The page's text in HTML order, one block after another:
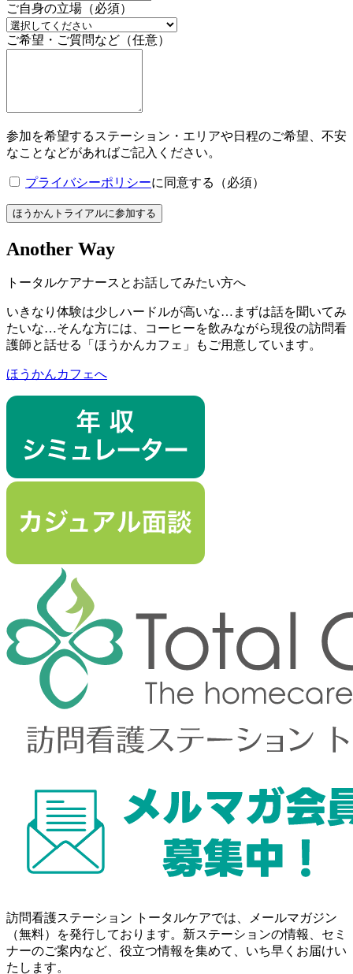
ご自身の立場（必須）
ご希望・ご質問など（任意）
参加を希望するステーション・エリアや日程のご希望、不安
なことなどがあればご記入ください。
プライバシーポリシーに同意する（必須）
ほうかんトライアルに参加する
Another Way
トータルケアナースとお話してみたい方へ
いきなり体験は少しハードルが高いな…まずは話を聞いてみ
たいな…そんな方には、コーヒーを飲みながら現役の訪問看
護師と話せる「ほうかんカフェ」もご用意しています。
ほうかんカフェへ
訪問看護ステーション トータルケアでは、メールマガジン
（無料）を発行しております。新ステーションの情報、セミ
ナーのご案内など、役立つ情報を集めて、いち早くお届けい
たします。